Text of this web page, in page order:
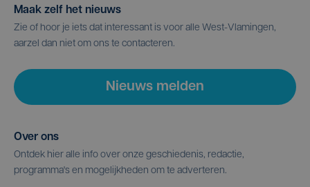
Maak zelf het nieuws
Zie of hoor je iets dat interessant is voor alle West-Vlamingen,
aarzel dan niet om ons te contacteren.
Nieuws melden
Over ons
Ontdek hier alle info over onze geschiedenis, redactie,
programma's en mogelijkheden om te adverteren.